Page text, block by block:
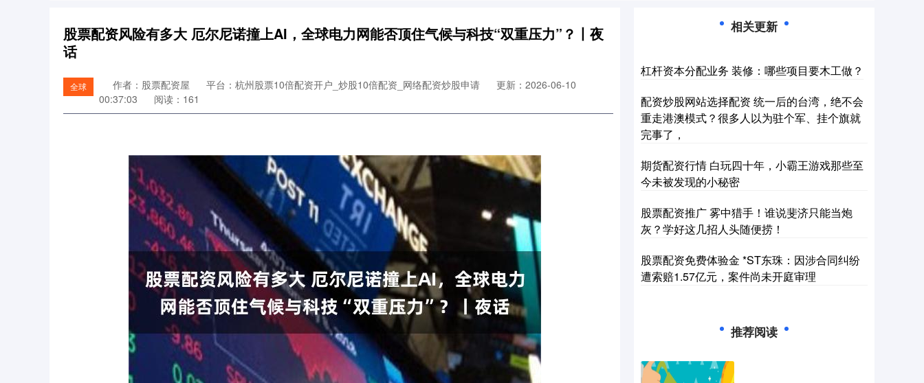
股票配资风险有多大 厄尔尼诺撞上AI，全球电力网能否顶住气候与科技“双重压力”？丨夜
话
全球 作者：股票配资屋 平台：杭州股票10倍配资开户_炒股10倍配资_网络配资炒股申请
更新：2026-06-10
00:37:03
阅读：161
相关更新
杠杆资本分配业务 装修：哪些项目要木工做？
配资炒股网站选择配资 统一后的台湾，绝不会
重走港澳模式？很多人以为驻个军、挂个旗就
完事了，
期货配资行情 白玩四十年，小霸王游戏那些至
今未被发现的小秘密
股票配资推广 雾中猎手！谁说斐济只能当炮
灰？学好这几招人头随便捞！
股票配资免费体验金 *ST东珠：因涉合同纠纷
遭索赔1.57亿元，案件尚未开庭审理
推荐阅读